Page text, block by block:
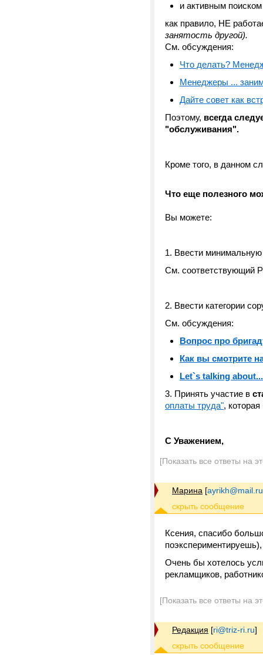
и активным
как правило, НЕ
занятость другой).
См. обсуждения:
Что делать?
Менеджеры ...
Дайте совет как
Поэтому, всегда
"обслуживания".
Кроме того, в данном
Что еще полезного
Вы можете:
1. Ввести минимальную
См. соответствующий
2. Ввести категории
См. обсуждения:
Вопрос про
Как вы смотрите
Let`s talking about...
3. Принять участие в
оплаты труда",
С Уважением,
[Показать все ответы на
Марина [ayrikh@mail.ru
Ксения, спасибо
Очень бы хотелось
рекламщиков,
[Показать все ответы на
Редакция [ri@triz-ri.ru]